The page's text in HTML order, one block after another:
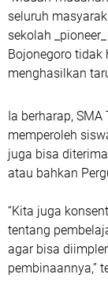
seluruh
sekolah
Bojonegoro
menghasilkan
Ia berharap,
memperoleh
juga bisa
atau bahkan
“Kita juga
tentang
agar bisa
pembinaannya,”